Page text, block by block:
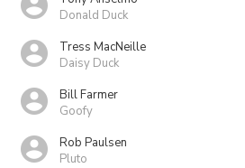
Donald Duck
Tress MacNeille
Daisy Duck
Bill Farmer
Goofy
Rob Paulsen
Pluto